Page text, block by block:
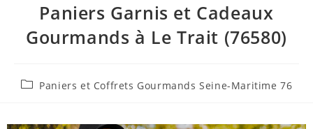
Paniers Garnis et Cadeaux
Gourmands à Le Trait (76580)
Paniers et Coffrets Gourmands Seine-Maritime 76